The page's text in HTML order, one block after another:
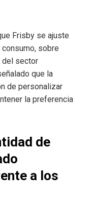
Frisby se ajuste
sobre
del sector
que la
de personalizar
la preferencia
de
a los